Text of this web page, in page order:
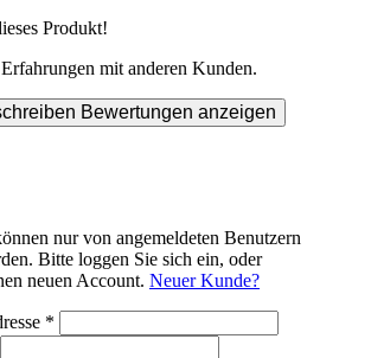
Produkt!
mit anderen Kunden.
Bewertungen anzeigen
nur von angemeldeten Benutzern
Bitte loggen Sie sich ein, oder
neuen Account. Neuer Kunde?
*